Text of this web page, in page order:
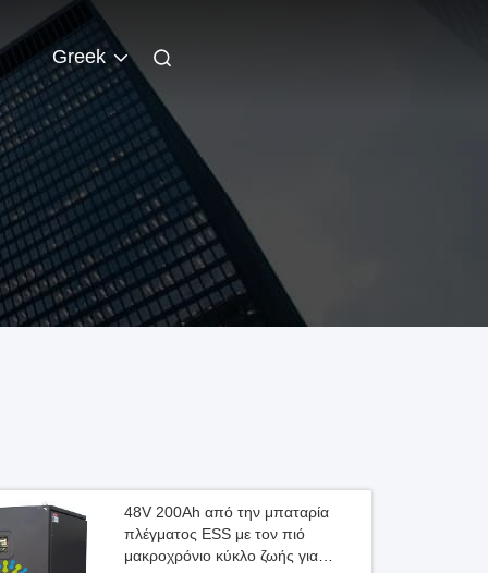
Greek
48V 200Ah από την μπαταρία
πλέγματος ESS με τον πιό
μακροχρόνιο κύκλο ζωής για